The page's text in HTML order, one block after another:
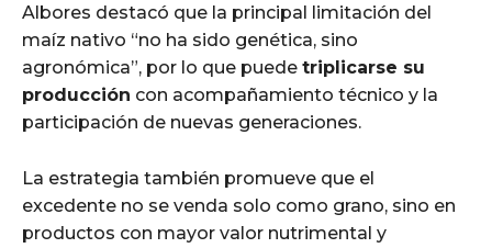
Albores destacó que la principal limitación del
maíz nativo “no ha sido genética, sino
agronómica”, por lo que puede triplicarse su
producción con acompañamiento técnico y la
participación de nuevas generaciones.
La estrategia también promueve que el
excedente no se venda solo como grano, sino en
productos con mayor valor nutrimental y